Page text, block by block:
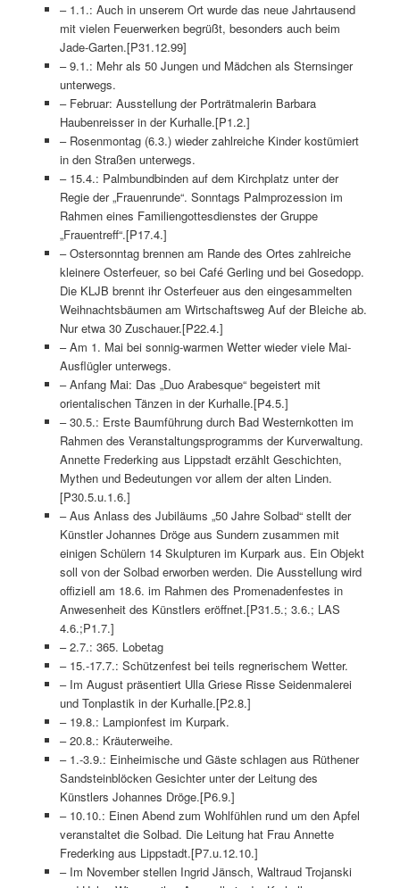
– 1.1.: Auch in unserem Ort wurde das neue Jahrtausend
mit vielen Feuerwerken begrüßt, besonders auch beim
Jade-Garten.[P31.12.99]
– 9.1.: Mehr als 50 Jungen und Mädchen als Sternsinger
unterwegs.
– Februar: Ausstellung der Porträtmalerin Barbara
Haubenreisser in der Kurhalle.[P1.2.]
– Rosenmontag (6.3.) wieder zahlreiche Kinder kostümiert
in den Straßen unterwegs.
– 15.4.: Palmbundbinden auf dem Kirchplatz unter der
Regie der „Frauenrunde“. Sonntags Palmprozession im
Rahmen eines Familiengottesdienstes der Gruppe
„Frauentreff“.[P17.4.]
– Ostersonntag brennen am Rande des Ortes zahlreiche
kleinere Osterfeuer, so bei Café Gerling und bei Gosedopp.
Die KLJB brennt ihr Osterfeuer aus den eingesammelten
Weihnachtsbäumen am Wirtschaftsweg Auf der Bleiche ab.
Nur etwa 30 Zuschauer.[P22.4.]
– Am 1. Mai bei sonnig-warmen Wetter wieder viele Mai-
Ausflügler unterwegs.
– Anfang Mai: Das „Duo Arabesque“ begeistert mit
orientalischen Tänzen in der Kurhalle.[P4.5.]
– 30.5.: Erste Baumführung durch Bad Westernkotten im
Rahmen des Veranstaltungsprogramms der Kurverwaltung.
Annette Frederking aus Lippstadt erzählt Geschichten,
Mythen und Bedeutungen vor allem der alten Linden.
[P30.5.u.1.6.]
– Aus Anlass des Jubiläums „50 Jahre Solbad“ stellt der
Künstler Johannes Dröge aus Sundern zusammen mit
einigen Schülern 14 Skulpturen im Kurpark aus. Ein Objekt
soll von der Solbad erworben werden. Die Ausstellung wird
offiziell am 18.6. im Rahmen des Promenadenfestes in
Anwesenheit des Künstlers eröffnet.[P31.5.; 3.6.; LAS
4.6.;P1.7.]
– 2.7.: 365. Lobetag
– 15.-17.7.: Schützenfest bei teils regnerischem Wetter.
– Im August präsentiert Ulla Griese Risse Seidenmalerei
und Tonplastik in der Kurhalle.[P2.8.]
– 19.8.: Lampionfest im Kurpark.
– 20.8.: Kräuterweihe.
– 1.-3.9.: Einheimische und Gäste schlagen aus Rüthener
Sandsteinblöcken Gesichter unter der Leitung des
Künstlers Johannes Dröge.[P6.9.]
– 10.10.: Einen Abend zum Wohlfühlen rund um den Apfel
veranstaltet die Solbad. Die Leitung hat Frau Annette
Frederking aus Lippstadt.[P7.u.12.10.]
– Im November stellen Ingrid Jänsch, Waltraud Trojanski